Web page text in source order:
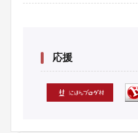
応援